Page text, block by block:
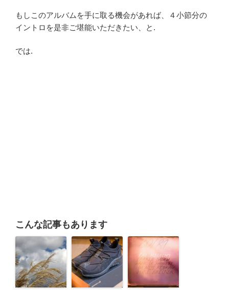
もしこのアルバムを手に取る機会があれば、４小節分の
イントロを是非ご堪能いただきたい、と.
では.
こんな記事もあります